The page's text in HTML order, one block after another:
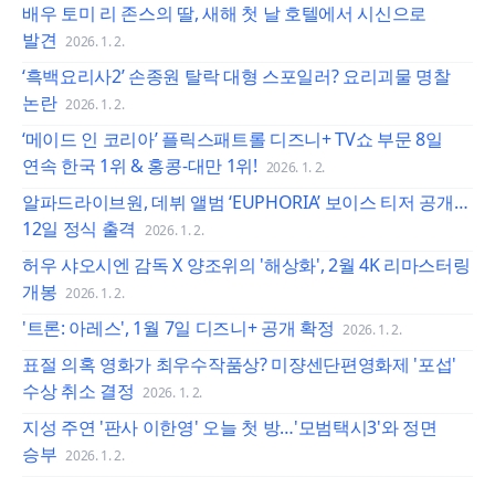
배우 토미 리 존스의 딸, 새해 첫 날 호텔에서 시신으로
발견 2026. 1. 2.
‘흑백요리사2’ 손종원 탈락 대형 스포일러? 요리괴물 명찰
논란 2026. 1. 2.
‘메이드 인 코리아’ 플릭스패트롤 디즈니+ TV쇼 부문 8일
연속 한국 1위 & 홍콩-대만 1위! 2026. 1. 2.
알파드라이브원, 데뷔 앨범 ‘EUPHORIA’ 보이스 티저 공개…
12일 정식 출격 2026. 1. 2.
허우 샤오시엔 감독 X 양조위의 '해상화', 2월 4K 리마스터링
개봉 2026. 1. 2.
'트론: 아레스', 1월 7일 디즈니+ 공개 확정 2026. 1. 2.
표절 의혹 영화가 최우수작품상? 미쟝센단편영화제 '포섭'
수상 취소 결정 2026. 1. 2.
지성 주연 '판사 이한영' 오늘 첫 방…'모범택시3'와 정면
승부 2026. 1. 2.